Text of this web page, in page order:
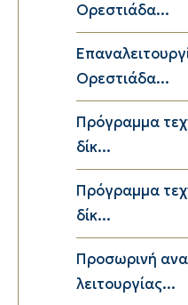
Ορεστιάδα...
Ορεστιάδα...
Πρόγραμμα
δίκ...
Πρόγραμμα
δίκ...
Προσωρινή
λειτουργίας...